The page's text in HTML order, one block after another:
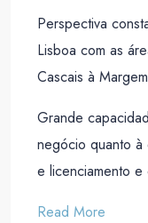
Perspectiva
Lisboa com as
Cascais à
Grande
negócio quanto
e licenciamento
Read More